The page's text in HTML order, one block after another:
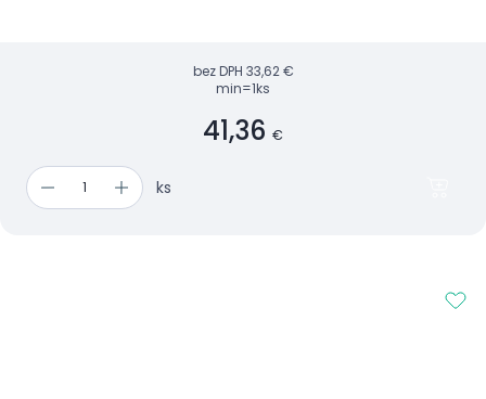
bez DPH 33,62 €
min=1ks
41,36 €
ks